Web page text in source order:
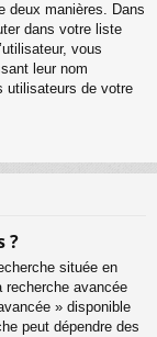
deux manières. Dans
dans votre liste
vous
leur nom
utilisateurs de votre
?
située en
recherche avancée
» disponible
peut dépendre des